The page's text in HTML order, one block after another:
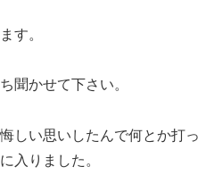
す。
聞かせて下さい。
しい思いしたんで何とか打っ
入りました。